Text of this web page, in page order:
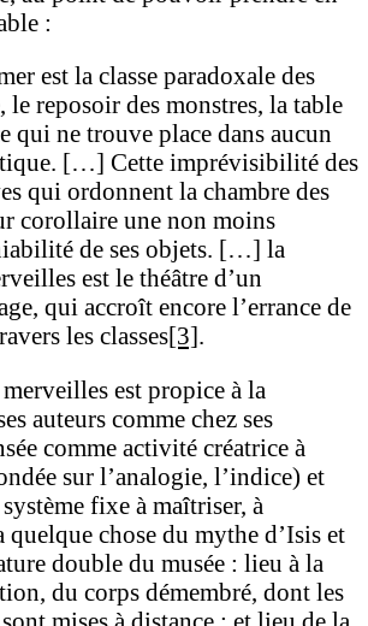
:
est la classe paradoxale des
le reposoir des monstres, la table
qui ne trouve place dans aucun
[…] Cette imprévisibilité des
qui ordonnent la chambre des
corollaire une non moins
de ses objets. […] la
est le théâtre d’un
qui accroît encore l’errance de
les classes[3].
est propice à la
auteurs comme chez ses
comme activité créatrice à
sur l’analogie, l’indice) et
fixe à maîtriser, à
chose du mythe d’Isis et
double du musée : lieu à la
du corps démembré, dont les